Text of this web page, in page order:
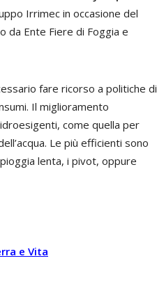
Irrimec in occasione del
da Ente Fiere di Foggia e
fare ricorso a politiche di
Il miglioramento
come quella per
Le più efficienti sono
lenta, i pivot, oppure
e Vita